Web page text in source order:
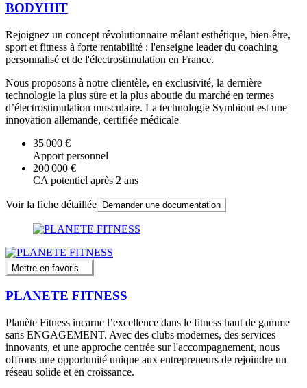
BODYHIT
Rejoignez un concept révolutionnaire mêlant esthétique, bien-être,
sport et fitness à forte rentabilité : l'enseigne leader du coaching
personnalisé et de l'électrostimulation en France.
Nous proposons à notre clientèle, en exclusivité, la dernière
technologie la plus sûre et la plus aboutie du marché en termes
d’électrostimulation musculaire. La technologie Symbiont est une
innovation allemande, certifiée médicale
35 000 €
Apport personnel
200 000 €
CA potentiel après 2 ans
Voir la fiche détaillée Demander une documentation
Mettre en favoris
PLANETE FITNESS
Planète Fitness incarne l’excellence dans le fitness haut de gamme
sans ENGAGEMENT. Avec des clubs modernes, des services
innovants, et une approche centrée sur l'accompagnement, nous
offrons une opportunité unique aux entrepreneurs de rejoindre un
réseau solide et en croissance.